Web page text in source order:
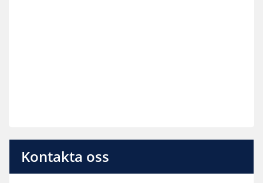
Kontakta oss